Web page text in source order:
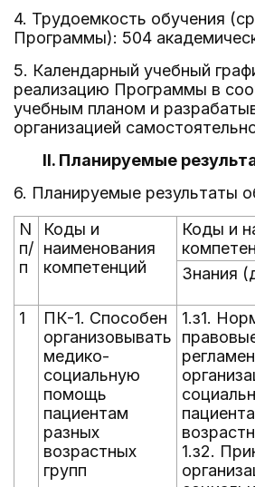
4. Трудоемкость обучения
Программы): 504
5. Календарный учебный
реализацию Программы в
учебным планом и
организацией
II. Планируемые
6. Планируемые результаты
N
п/
п
Коды и
наименования
компетенций
Коды и
Знания
1
ПК-1. Способен
организовывать
медико-
социальную
помощь
пациентам
разных
возрастных
групп
1.з1.
1.з2.